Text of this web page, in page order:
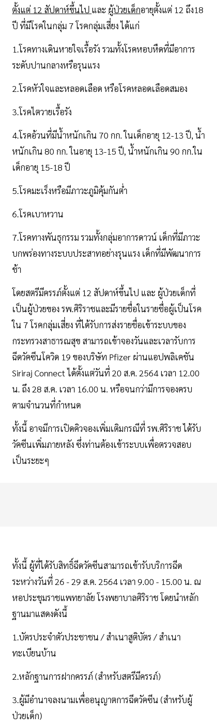
ตั้งแต่ 12 สัปดาห์ขึ้นไป และ ผู้ป่วยเด็กอายุตั้งแต่ 12 ถึง18
ปี ที่มีโรคในกลุ่ม 7 โรคกลุ่มเสี่ยง ได้แก่
1.โรคทางเดินหายใจเรื้อรัง รวมทั้งโรคหอบหืดที่มีอาการ
ระดับปานกลางหรือรุนแรง
2.โรคหัวใจและหลอดเลือด หรือโรคหลอดเลือดสมอง
3.โรคไตวายเรื้อรัง
4.โรคอ้วนที่มีน้ำหนักเกิน 70 กก. ในเด็กอายุ 12-13 ปี, น้ำ
หนักเกิน 80 กก. ในอายุ 13-15 ปี, น้ำหนักเกิน 90 กก.ใน
เด็กอายุ 15-18 ปี
5.โรคมะเร็งหรือมีภาวะภูมิคุ้มกันต่ำ
6.โรคเบาหวาน
7.โรคทางพันธุกรรม รวมทั้งกลุ่มอาการดาวน์ เด็กที่มีภาวะ
บกพร่องทางระบบประสาทอย่างรุนแรง เด็กที่มีพัฒนาการ
ช้า
โดยสตรีมีครรภ์ตั้งแต่ 12 สัปดาห์ขึ้นไป และ ผู้ป่วยเด็กที่
เป็นผู้ป่วยของ รพ.ศิริราชและมีรายชื่อในรายชื่อผู้เป็นโรค
ใน 7 โรคกลุ่มเสี่ยง ที่ได้รับการส่งรายชื่อเข้าระบบของ
กระทรวงสาธารณสุข สามารถเข้าจองวันและเวลารับการ
ฉีดวัคซีนโควิด 19 ของบริษัท Pfizer ผ่านแอปพลิเคชัน
Siriraj Connect ได้ตั้งแต่วันที่ 20 ส.ค. 2564 เวลา 12.00
น. ถึง 28 ส.ค. เวลา 16.00 น. หรือจนกว่ามีการจองครบ
ตามจำนวนที่กำหนด
ทั้งนี้ อาจมีการเปิดคิวจองเพิ่มเติมกรณีที่ รพ.ศิริราช ได้รับ
วัคซีนเพิ่มภายหลัง ซึ่งท่านต้องเข้าระบบเพื่อตรวจสอบ
เป็นระยะๆ
ทั้งนี้ ผู้ที่ได้รับสิทธิ์ฉีดวัคซีนสามารถเข้ารับบริการฉีด
ระหว่างวันที่ 26 - 29 ส.ค. 2564 เวลา 9.00 - 15.00 น. ณ
หอประชุมราชแพทยาลัย โรงพยาบาลศิริราช โดยนำหลัก
ฐานมาแสดงดังนี้
1.บัตรประจำตัวประชาชน / สำเนาสูติบัตร / สำเนา
ทะเบียนบ้าน
2.หลักฐานการฝากครรภ์ (สำหรับสตรีมีครรภ์)
3.ผู้มีอำนาจลงนามเพื่ออนุญาตการฉีดวัคซีน (สำหรับผู้
ป่วยเด็ก)